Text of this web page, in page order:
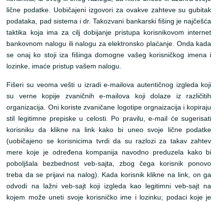
lične podatke. Uobičajeni izgovori za ovakve zahteve su gubitak
podataka, pad sistema i dr. Takozvani bankarski fišing je najčešća
taktika koja ima za cilj dobijanje pristupa korisnikovom internet
bankovnom nalogu ili nalogu za elektronsko plaćanje. Onda kada
se onaj ko stoji iza fišinga domogne vašeg korisničkog imena i
lozinke, imaće pristup vašem nalogu.
Fišeri su veoma vešti u izradi e-mailova autentičnog izgleda koji
su verne kopije zvaničnih e-mailova koji dolaze iz različitih
organizacija. Oni koriste zvaničane logotipe orgnaizacija i kopiraju
stil legitimne prepiske u celosti. Po pravilu, e-mail će sugerisati
korisniku da klikne na link kako bi uneo svoje lične podatke
(uobičajeno se korisnicima tvrdi da su razlozi za takav zahtev
mere koje je određena kompanija navodno preduzela kako bi
poboljšala bezbednost veb-sajta, zbog čega korisnik ponovo
treba da se prijavi na nalog). Kada korisnik klikne na link, on ga
odvodi na lažni veb-sajt koji izgleda kao legitimni veb-sajt na
kojem može uneti svoje korisničko ime i lozinku; podaci koje je